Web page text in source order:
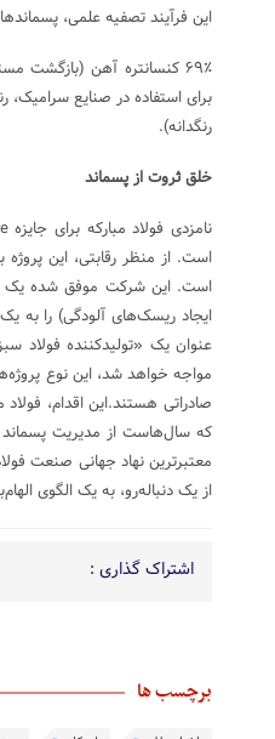
این فرآیند تصفیه علمی،
۶۹٪ کنسانتره آهن
برای استفاده در صنایع
رنگدانه).
خلق ثروت از پسماند
است. از منظر رقابتی، این
است. این شرکت موفق شده یک
ایجاد ریسک‌های آلودگی) را به یک
مواجه خواهد شد، این نوع
صادراتی هستند.این اقدام،
که سال‌هاست از مدیریت پسماند
معتبرترین نهاد جهانی صنعت
از یک دنباله‌رو، به یک الگوی
اشتراک گذاری :
برچسب ها